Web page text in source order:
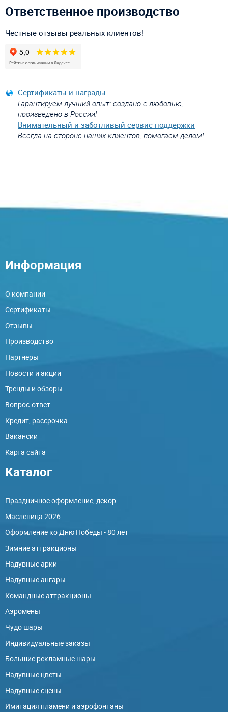
Ответственное производство
Честные отзывы реальных клиентов!
Сертификаты и награды
Гарантируем лучший опыт: создано с любовью,
произведено в России!
Внимательный и заботливый сервис поддержки
Всегда на стороне наших клиентов, помогаем делом!
Информация
О компании
Сертификаты
Отзывы
Производство
Партнеры
Новости и акции
Тренды и обзоры
Вопрос-ответ
Кредит, рассрочка
Вакансии
Карта сайта
Каталог
Праздничное оформление, декор
Масленица 2026
Оформление ко Дню Победы - 80 лет
Зимние аттракционы
Надувные арки
Надувные ангары
Командные аттракционы
Аэромены
Чудо шары
Индивидуальные заказы
Большие рекламные шары
Надувные цветы
Надувные сцены
Имитация пламени и аэрофонтаны